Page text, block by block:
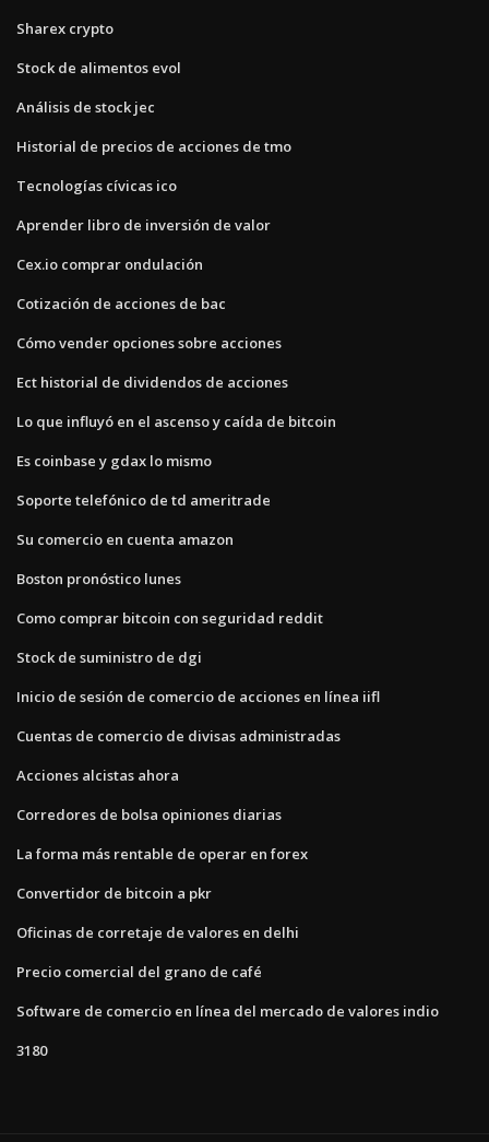
Sharex crypto
Stock de alimentos evol
Análisis de stock jec
Historial de precios de acciones de tmo
Tecnologías cívicas ico
Aprender libro de inversión de valor
Cex.io comprar ondulación
Cotización de acciones de bac
Cómo vender opciones sobre acciones
Ect historial de dividendos de acciones
Lo que influyó en el ascenso y caída de bitcoin
Es coinbase y gdax lo mismo
Soporte telefónico de td ameritrade
Su comercio en cuenta amazon
Boston pronóstico lunes
Como comprar bitcoin con seguridad reddit
Stock de suministro de dgi
Inicio de sesión de comercio de acciones en línea iifl
Cuentas de comercio de divisas administradas
Acciones alcistas ahora
Corredores de bolsa opiniones diarias
La forma más rentable de operar en forex
Convertidor de bitcoin a pkr
Oficinas de corretaje de valores en delhi
Precio comercial del grano de café
Software de comercio en línea del mercado de valores indio
3180